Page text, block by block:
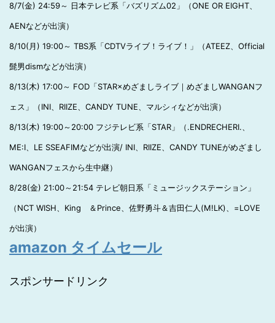
8/7(金) 24:59～ 日本テレビ系「バズリズム02」（ONE OR EIGHT、
AENなどが出演）
8/10(月) 19:00～ TBS系「CDTVライブ！ライブ！」（ATEEZ、Official
髭男dismなどが出演）
8/13(木) 17:00～ FOD「STAR×めざましライブ｜めざましWANGANフ
ェス」（INI、RIIZE、CANDY TUNE、マルシィなどが出演）
8/13(木) 19:00～20:00 フジテレビ系「STAR」（.ENDRECHERI.、
ME:I、LE SSEAFIMなどが出演/ INI、RIIZE、CANDY TUNEがめざまし
WANGANフェスから生中継）
8/28(金) 21:00～21:54 テレビ朝日系「ミュージックステーション」
（NCT WISH、King ＆Prince、佐野勇斗＆吉田仁人(M!LK)、=LOVE
が出演）
amazon タイムセール
スポンサードリンク